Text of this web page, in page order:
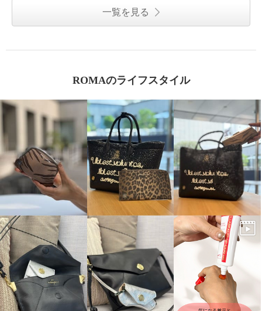
一覧を見る
ROMAのライフスタイル